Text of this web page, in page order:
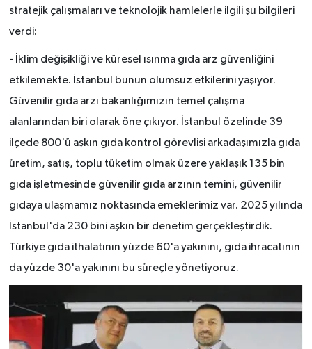
stratejik çalışmaları ve teknolojik hamlelerle ilgili şu bilgileri
verdi:
- İklim değişikliği ve küresel ısınma gıda arz güvenliğini
etkilemekte. İstanbul bunun olumsuz etkilerini yaşıyor.
Güvenilir gıda arzı bakanlığımızın temel çalışma
alanlarından biri olarak öne çıkıyor. İstanbul özelinde 39
ilçede 800'ü aşkın gıda kontrol görevlisi arkadaşımızla gıda
üretim, satış, toplu tüketim olmak üzere yaklaşık 135 bin
gıda işletmesinde güvenilir gıda arzının temini, güvenilir
gıdaya ulaşmamız noktasında emeklerimiz var. 2025 yılında
İstanbul'da 230 bini aşkın bir denetim gerçekleştirdik.
Türkiye gıda ithalatının yüzde 60'a yakınını, gıda ihracatının
da yüzde 30'a yakınını bu süreçle yönetiyoruz.